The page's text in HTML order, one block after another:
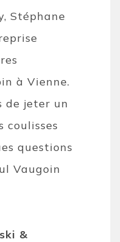
Stéphane
à Vienne.
de jeter un
coulisses
questions
Vaugoin
&